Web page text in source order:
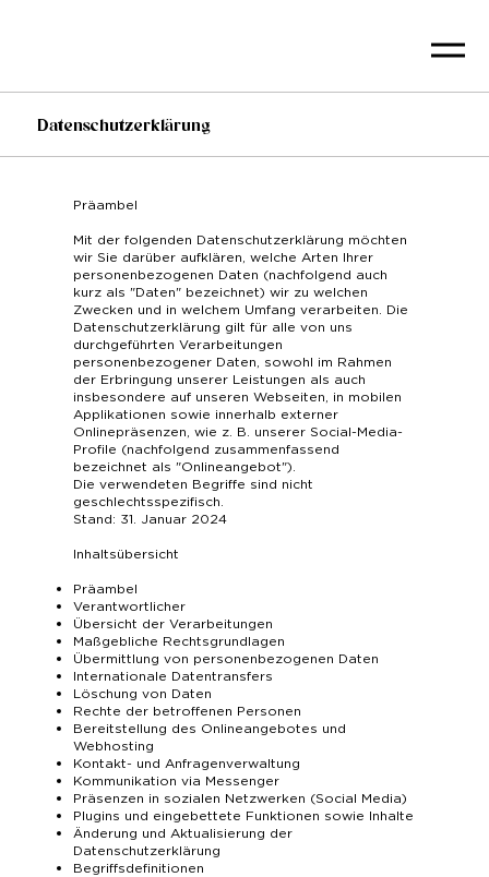
Datenschutzerklärung
Präambel
Mit der folgenden Datenschutzerklärung möchten
wir Sie darüber aufklären, welche Arten Ihrer
personenbezogenen Daten (nachfolgend auch
kurz als "Daten" bezeichnet) wir zu welchen
Zwecken und in welchem Umfang verarbeiten. Die
Datenschutzerklärung gilt für alle von uns
durchgeführten Verarbeitungen
personenbezogener Daten, sowohl im Rahmen
der Erbringung unserer Leistungen als auch
insbesondere auf unseren Webseiten, in mobilen
Applikationen sowie innerhalb externer
Onlinepräsenzen, wie z. B. unserer Social-Media-
Profile (nachfolgend zusammenfassend
bezeichnet als "Onlineangebot").
Die verwendeten Begriffe sind nicht
geschlechtsspezifisch.
Stand: 31. Januar 2024
Inhaltsübersicht
Präambel
Verantwortlicher
Übersicht der Verarbeitungen
Maßgebliche Rechtsgrundlagen
Übermittlung von personenbezogenen Daten
Internationale Datentransfers
Löschung von Daten
Rechte der betroffenen Personen
Bereitstellung des Onlineangebotes und
Webhosting
Kontakt- und Anfragenverwaltung
Kommunikation via Messenger
Präsenzen in sozialen Netzwerken (Social Media)
Plugins und eingebettete Funktionen sowie Inhalte
Änderung und Aktualisierung der
Datenschutzerklärung
Begriffsdefinitionen